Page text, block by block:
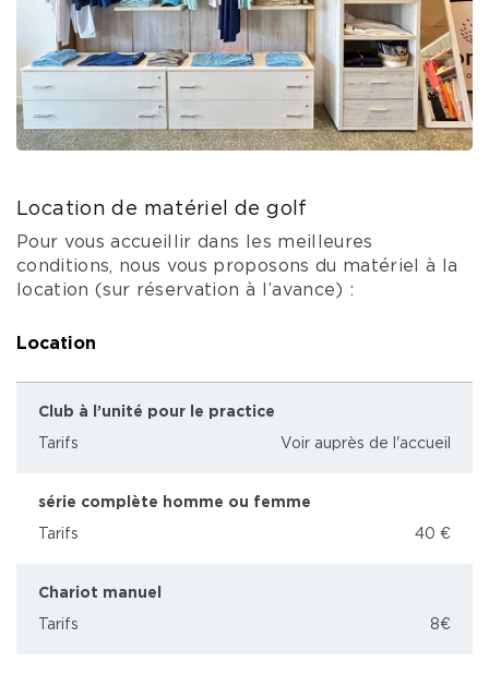
Location de matériel de golf
Pour vous accueillir dans les meilleures
conditions, nous vous proposons du matériel à la
location (sur réservation à l’avance) :
Location
Club à l’unité pour le practice
Tarifs Voir auprès de l'accueil
série complète homme ou femme
Tarifs 40 €
Chariot manuel
Tarifs 8€